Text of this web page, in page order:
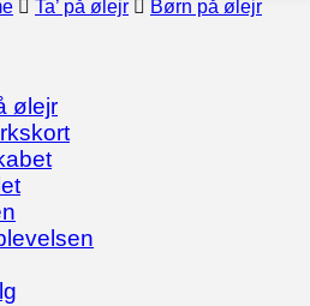
Ta’ på ølejr Børn på ølejr
ølejr